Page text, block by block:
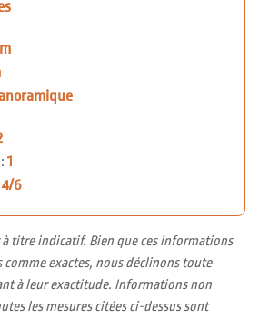
1
4/6
titre indicatif. Bien que ces informations
comme exactes, nous déclinons toute
à leur exactitude. Informations non
les mesures citées ci-dessus sont